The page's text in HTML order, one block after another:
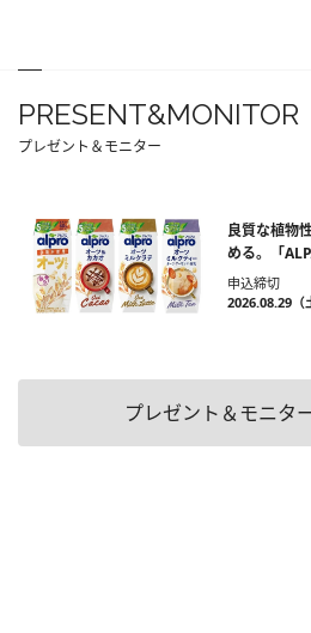
PRESENT&MONITOR
プレゼント＆モニター
良質な植物
める。「
申込締切
2026.08.29（
プレゼント＆モニタ